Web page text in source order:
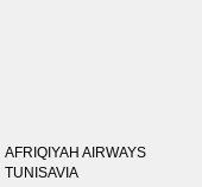
AFRIQIYAH AIRWAYS
TUNISAVIA